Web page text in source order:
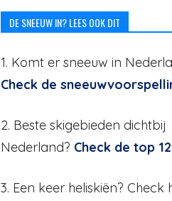
DE SNEEUW IN? LEES OOK DIT
1. Komt er sneeuw in
Check de
2. Beste skigebieden dichtbij
Nederland? Check de top 12
3. Een keer heliskiën? Check